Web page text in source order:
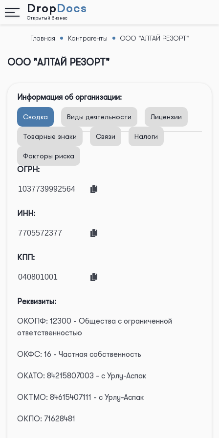
DropDocs
Открытый бизнес
НазадГлавная Контрагенты ООО "АЛТАЙ РЕЗОРТ"
ООО "АЛТАЙ РЕЗОРТ"
Информация об организации:
Сводка Виды деятельности Лицензии
Товарные знаки Связи Налоги
Факторы риска
ОГРН:
ИНН:
КПП:
Реквизиты:
ОКОПФ: 12300 - Общества с ограниченной
ответственностью
ОКФС: 16 - Частная собственность
ОКАТО: 84215807003 - с Урлу-Аспак
ОКТМО: 84615407111 - с Урлу-Аспак
ОКПО: 71628481